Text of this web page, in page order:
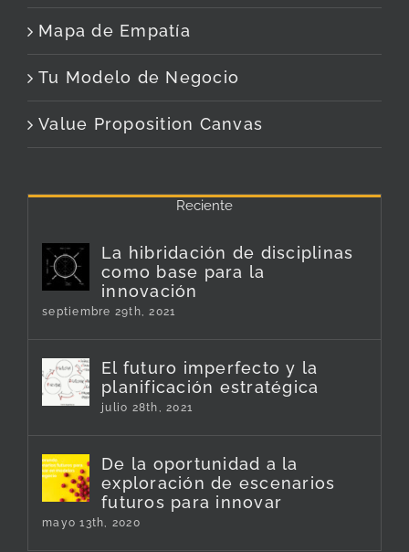
Mapa de Empatía
Tu Modelo de Negocio
Value Proposition Canvas
Reciente
La hibridación de disciplinas
como base para la
innovación
septiembre 29th, 2021
El futuro imperfecto y la
planificación estratégica
julio 28th, 2021
De la oportunidad a la
exploración de escenarios
futuros para innovar
mayo 13th, 2020